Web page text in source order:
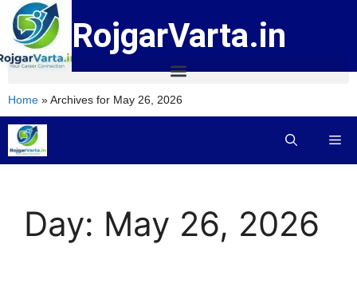
RojgarVarta.in
Home »Archives for May 26, 2026
Day: May 26, 2026